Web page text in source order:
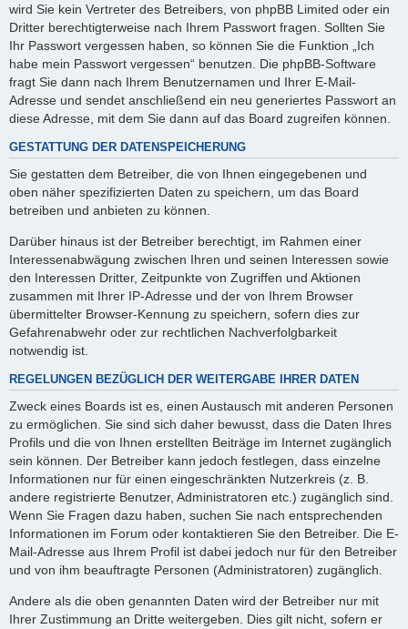
wird Sie kein Vertreter des Betreibers, von phpBB Limited oder ein
Dritter berechtigterweise nach Ihrem Passwort fragen. Sollten Sie
Ihr Passwort vergessen haben, so können Sie die Funktion „Ich
habe mein Passwort vergessen“ benutzen. Die phpBB-Software
fragt Sie dann nach Ihrem Benutzernamen und Ihrer E-Mail-
Adresse und sendet anschließend ein neu generiertes Passwort an
diese Adresse, mit dem Sie dann auf das Board zugreifen können.
GESTATTUNG DER DATENSPEICHERUNG
Sie gestatten dem Betreiber, die von Ihnen eingegebenen und
oben näher spezifizierten Daten zu speichern, um das Board
betreiben und anbieten zu können.
Darüber hinaus ist der Betreiber berechtigt, im Rahmen einer
Interessenabwägung zwischen Ihren und seinen Interessen sowie
den Interessen Dritter, Zeitpunkte von Zugriffen und Aktionen
zusammen mit Ihrer IP-Adresse und der von Ihrem Browser
übermittelter Browser-Kennung zu speichern, sofern dies zur
Gefahrenabwehr oder zur rechtlichen Nachverfolgbarkeit
notwendig ist.
REGELUNGEN BEZÜGLICH DER WEITERGABE IHRER DATEN
Zweck eines Boards ist es, einen Austausch mit anderen Personen
zu ermöglichen. Sie sind sich daher bewusst, dass die Daten Ihres
Profils und die von Ihnen erstellten Beiträge im Internet zugänglich
sein können. Der Betreiber kann jedoch festlegen, dass einzelne
Informationen nur für einen eingeschränkten Nutzerkreis (z. B.
andere registrierte Benutzer, Administratoren etc.) zugänglich sind.
Wenn Sie Fragen dazu haben, suchen Sie nach entsprechenden
Informationen im Forum oder kontaktieren Sie den Betreiber. Die E-
Mail-Adresse aus Ihrem Profil ist dabei jedoch nur für den Betreiber
und von ihm beauftragte Personen (Administratoren) zugänglich.
Andere als die oben genannten Daten wird der Betreiber nur mit
Ihrer Zustimmung an Dritte weitergeben. Dies gilt nicht, sofern er